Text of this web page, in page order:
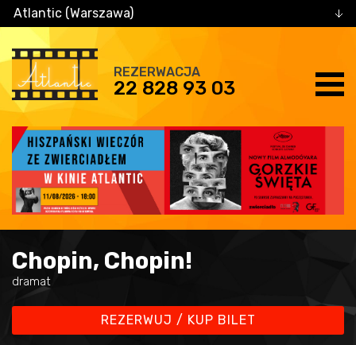
Atlantic (Warszawa)
REZERWACJA
22 828 93 03
Chopin, Chopin!
dramat
REZERWUJ / KUP BILET